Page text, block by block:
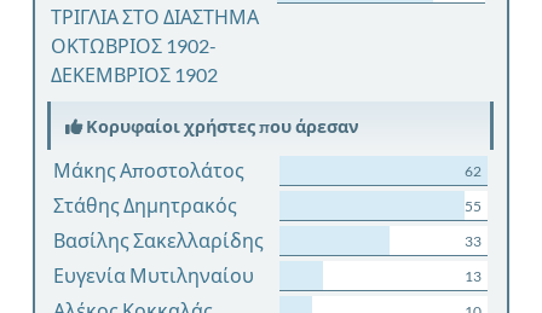
ΤΡΙΓΛΙΑ ΣΤΟ ΔΙΑΣΤΗΜΑ
ΟΚΤΩΒΡΙΟΣ 1902-
ΔΕΚΕΜΒΡΙΟΣ 1902
Κορυφαίοι χρήστες που άρεσαν
Μάκης Αποστολάτος 62
Στάθης Δημητρακός 55
Βασίλης Σακελλαρίδης 33
Ευγενία Μυτιληναίου 13